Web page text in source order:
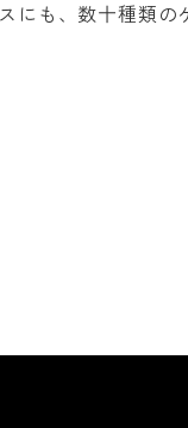
にも、数十種類の